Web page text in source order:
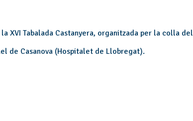
XVI Tabalada Castanyera, organitzada per la colla del
de Casanova (Hospitalet de Llobregat).